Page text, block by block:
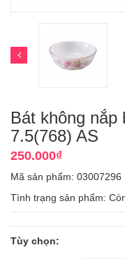
Bát không nắp
7.5(768) AS
250.000₫
Mã sản phẩm: 03007296
Tình trạng sản phẩm:
Tùy chọn: